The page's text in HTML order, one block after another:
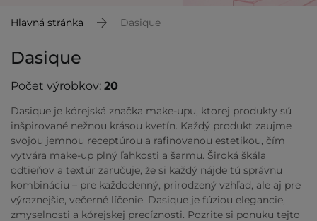
Hlavná stránka Dasique
Dasique
Počet výrobkov: 20
Dasique je kórejská značka make-upu, ktorej produkty sú
inšpirované nežnou krásou kvetín. Každý produkt zaujme
svojou jemnou receptúrou a rafinovanou estetikou, čím
vytvára make-up plný ľahkosti a šarmu. Široká škála
odtieňov a textúr zaručuje, že si každý nájde tú správnu
kombináciu – pre každodenný, prirodzený vzhľad, ale aj pre
výraznejšie, večerné líčenie. Dasique je fúziou elegancie,
zmyselnosti a kórejskej precíznosti. Pozrite si ponuku tejto